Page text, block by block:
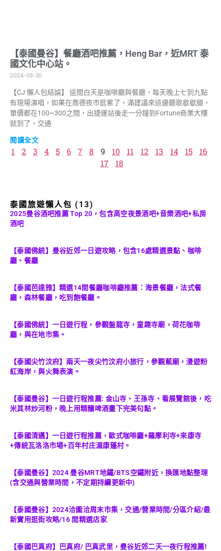
【泰國曼谷】餐廳酒吧推薦，Heng Bar，近MRT 泰
國文化中心站。
2024-08-30
【CJ 懶人包結論】 這間白天是咖啡廳與餐廳，每天晚上七到九點
有現場演唱，如果在喬德夜市逛累了，滿建議來這邊聽歌歇歇腿，
單價都在100~300之間，出捷運站後走一分鐘到Fortune商業大樓
就到了，交通
閱讀全文
1 2 3 4 5 6 7 8 9 10 11 12 13 14 15
16
17
18
泰國旅遊懶人包 (13)
2025曼谷酒吧推薦 Top 20，包含高空夜景酒吧+音樂酒吧+私房
酒吧
【泰國佛統】曼谷近郊一日遊攻略，包含16處精選景點、咖啡
廳、餐廳
【泰國芭達雅】精選14間餐廳咖啡廳推薦：海景餐廳，法式餐
廳，森林餐廳，吃到飽餐廳。
【泰國佛統】一日遊行程，參觀盤龍寺，童趣寺廟，荷花咖啡
廳，與在地市集。
【泰國尖竹汶府】兩天一夜尖竹汶府小旅行，參觀藍廟，漫遊粉
紅海岸，與火舞表演。
【泰國曼谷】一日遊行程推薦: 金山寺、王孫寺、看展覽館後，吃
米其林炒河粉，晚上用精釀啤酒畫下完美句點。
【泰國清邁】一日遊行程推薦，歐式咖啡廳+羅摩利寺+來康寺
+傳統瓦洛洛市場+百年村庄湄康蓬村。
【泰國曼谷】2024 曼谷MRT地鐵/BTS空鐵附近，換匯地點整理
(含交通與營業時間，不定期持續更新中)
【泰國曼谷】2024洽圖洽周末市集，交通/營業時間/分區介紹/最
新實用逛街攻略/16 間精選店家
【泰國巴真府】巴真府/ 巴真武里，曼谷近郊二天一夜行程推薦!